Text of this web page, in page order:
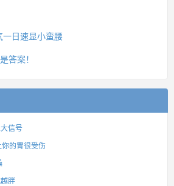
日速显小蛮腰
答案！
信号
的胃很受伤
胖